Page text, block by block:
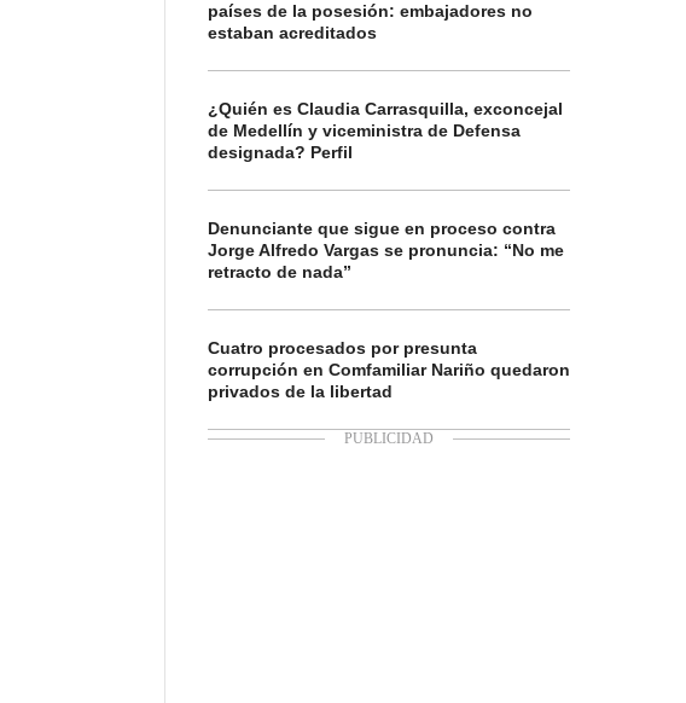
países de la posesión: embajadores no
estaban acreditados
¿Quién es Claudia Carrasquilla, exconcejal
de Medellín y viceministra de Defensa
designada? Perfil
Denunciante que sigue en proceso contra
Jorge Alfredo Vargas se pronuncia: “No me
retracto de nada”
Cuatro procesados por presunta
corrupción en Comfamiliar Nariño quedaron
privados de la libertad